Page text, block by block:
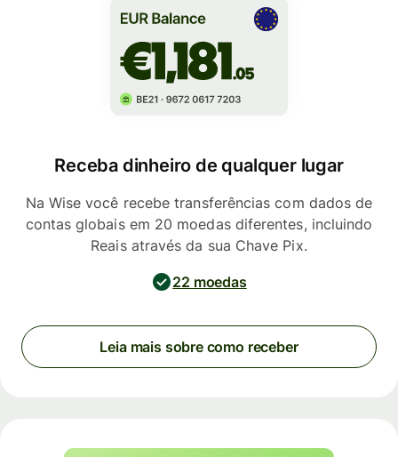
Receba dinheiro de qualquer lugar
Na Wise você recebe transferências com dados de
contas globais em 20 moedas diferentes, incluindo
Reais através da sua Chave Pix.
22 moedas
Leia mais sobre como receber